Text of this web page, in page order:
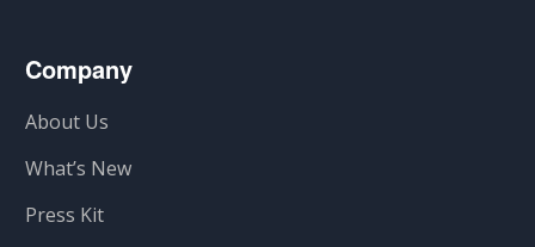
Company
About Us
What’s New
Press Kit